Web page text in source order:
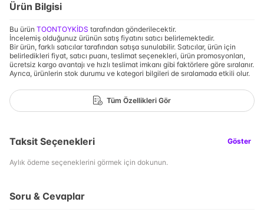
Ürün Bilgisi
Bu ürün TOONTOYKİDS tarafından gönderilecektir.
İncelemiş olduğunuz ürünün satış fiyatını satıcı belirlemektedir.
Bir ürün, farklı satıcılar tarafından satışa sunulabilir. Satıcılar, ürün için
belirledikleri fiyat, satıcı puanı, teslimat seçenekleri, ürün promosyonları,
ücretsiz kargo avantajı ve hızlı teslimat imkanı gibi faktörlere göre sıralanır.
Ayrıca, ürünlerin stok durumu ve kategori bilgileri de sıralamada etkili olur.
Tüm Özellikleri Gör
Taksit Seçenekleri Göster
Aylık ödeme seçeneklerini görmek için dokunun.
Soru & Cevaplar